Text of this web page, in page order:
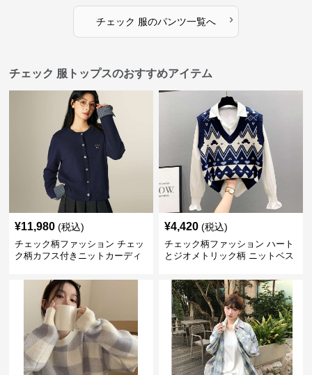
チェック 服のパンツ一覧へ ›
チェック 服トップスのおすすめアイテム
¥11,980 (税込)
チェック柄ファッション チェッ
ク柄カフス付きニットカーディ
¥4,420 (税込)
チェック柄ファッション ハート
とジオメトリック柄 ニットベス